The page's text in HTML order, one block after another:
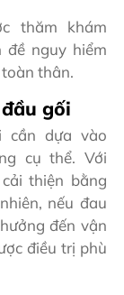
thăm khám
đề nguy hiểm
thân.
gối
cần dựa vào
cụ thể. Với
thiện bằng
nếu đau
đến vận
điều trị phù